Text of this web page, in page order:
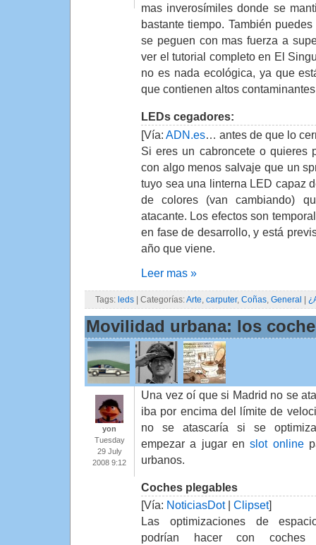
mas inverosímiles donde se
bastante tiempo. También
se peguen con mas fuerza a
ver el tutorial completo en El
no es nada ecológica, ya que
que contienen altos
LEDs cegadores:
[Vía: ADN.es … antes de que lo
Si eres un cabroncete o quieres
con algo menos salvaje que un
tuyo sea una linterna LED capaz
de colores (van cambiando)
atacante. Los efectos son
en fase de desarrollo, y está
año que viene.
Leer mas »
Tags: leds | Categorías:Arte carputer, Coñas General |
Movilidad urbana: los
yon
Tuesday
29 July
2008 9:12
Una vez oí que si Madrid no se
iba por encima del límite de
no se atascaría si se
empezar a jugar enslot online
urbanos.
Coches plegables
[Vía: NoticiasDot| Clipset]
Las optimizaciones de
podrían hacer con coches